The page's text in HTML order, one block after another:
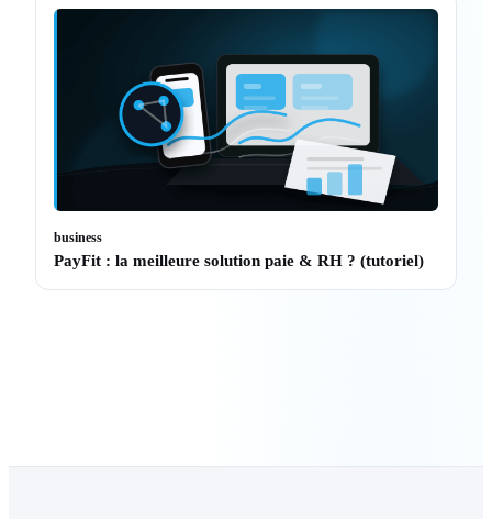
business
PayFit : la meilleure solution paie & RH ? (tutoriel)